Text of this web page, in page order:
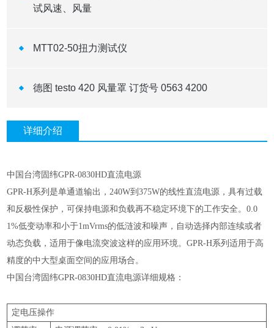
试风速、风量
MTT02-50扭力测试仪
德图 testo 420 风量罩 订货号 0563 4200
详细介绍
中国台湾固纬GPR-0830HD直流电源
GPR-H系列是单通道输出，240W到375W的线性直流电源，具有过载
和反极性保护，可保持电源和负载再不稳定环境下的工作安全。0.0
1%低变动率和小于1mVrms的低涟波和噪声，自动选择内部连续或者
动态负载，适用于像电流突波这样的应用环境。GPR-H系列适用于高
精度的中大型桌面空间的应用场合。
中国台湾固纬GPR-0830HD直流电源详细规格：
定电压操作